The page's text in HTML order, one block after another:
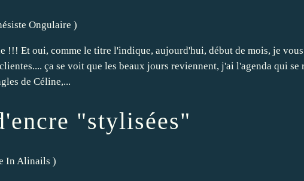
Ongulaire )
!!! Et oui, comme le titre l'indique, aujourd'hui, début de mois, je
ça se voit que les beaux jours reviennent, j'ai l'agenda qui se
de Céline,...
"stylisées"
In Alinails )